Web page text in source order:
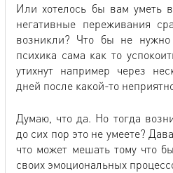
Или хотелось бы вам уметь
негативные переживания
возникли? Что бы не
психика сама как то
утихнут например через
дней после какой-то
Думаю, что да. Но тогда
до сих пор это не умеете?
что может мешать тому что
своих эмоциональных